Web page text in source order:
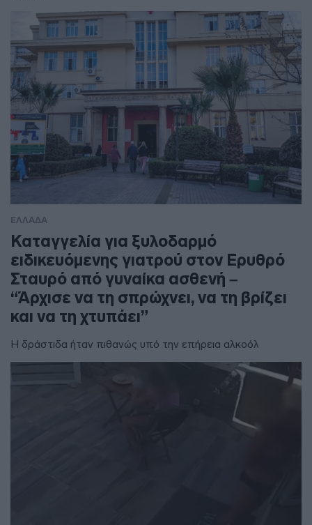
ΕΛΛΑΔΑ
Καταγγελία για ξυλοδαρμό
ειδικευόμενης γιατρού στον Ερυθρό
Σταυρό από γυναίκα ασθενή –
“Άρχισε να τη σπρώχνει, να τη βρίζει
και να τη χτυπάει”
Η δράστιδα ήταν πιθανώς υπό την επήρεια αλκοόλ